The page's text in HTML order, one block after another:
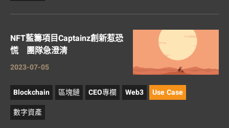
NFT藍籌項目Captainz創新惹恐
慌 團隊急澄清
2023-07-05
Blockchain 區塊鏈 CEO專欄 Web3
Use Case
數字資產